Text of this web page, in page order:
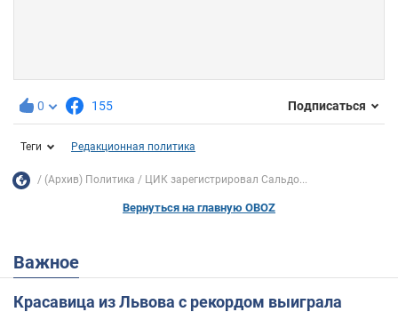
0 155 Подписаться
Теги Редакционная политика
(Архив) Политика ЦИК зарегистрировал Сальдо...
Вернуться на главную OBOZ
Важное
Красавица из Львова с рекордом выиграла